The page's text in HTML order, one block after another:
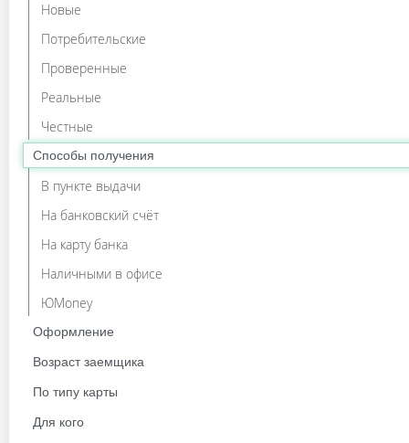
Новые
Потребительские
Проверенные
Реальные
Честные
Способы получения
В пункте выдачи
На банковский счёт
На карту банка
Наличными в офисе
ЮMoney
Оформление
Без звонка
Без карты
Без комиссий
Возраст заемщика
с 18 лет
с 19 лет
По типу карты
На карту маэстро
Для кого